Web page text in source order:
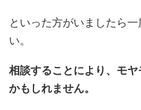
といった方がいましたら
い。
相談することにより、モ
かもしれません。